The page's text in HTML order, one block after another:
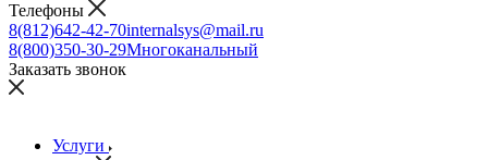
Телефоны
8(812)642-42-70internalsys@mail.ru
8(800)350-30-29Многоканальный
Заказать звонок
Услуги